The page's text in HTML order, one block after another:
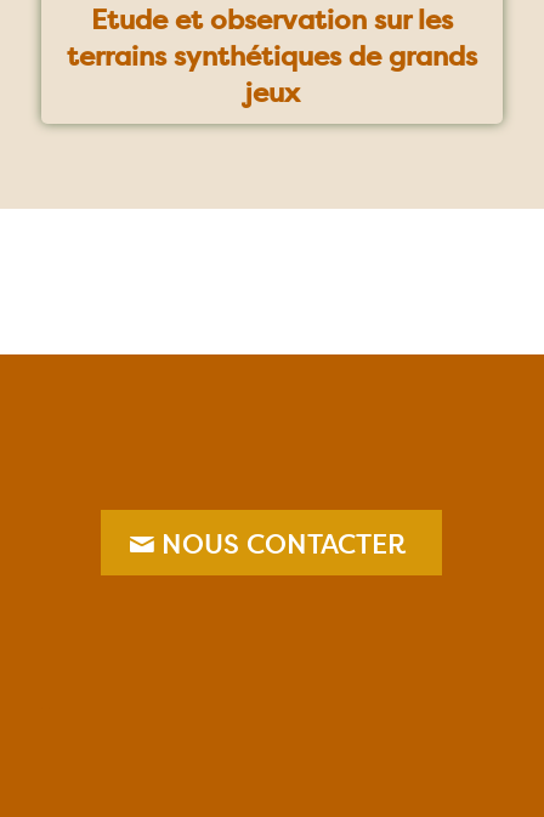
Etude et observation sur les
terrains synthétiques de grands
jeux
NOUS CONTACTER